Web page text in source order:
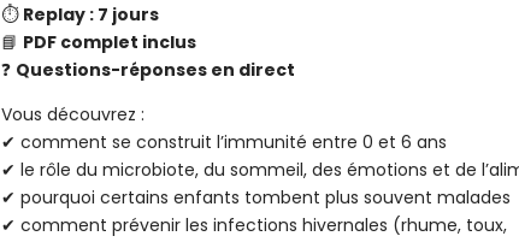
⏱️ Replay : 7 jours
📘 PDF complet inclus
❓ Questions-réponses en direct
Vous découvrez :
✔ comment se construit l’immunité entre 0 et 6 ans
✔ le rôle du microbiote, du sommeil, des émotions et de
✔ pourquoi certains enfants tombent plus souvent malades
✔ comment prévenir les infections hivernales (rhume, toux,